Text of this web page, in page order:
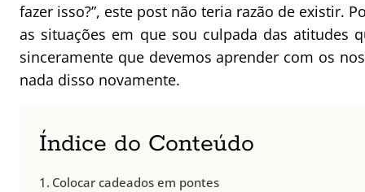
fazer isso?”, este post não teria razão de existir.
as situações em que sou culpada das atitudes
sinceramente que devemos aprender com os
nada disso novamente.
Índice do Conteúdo
Colocar cadeados em pontes